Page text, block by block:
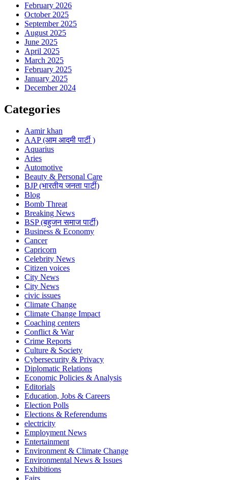
February 2026
October 2025
September 2025
August 2025
June 2025
April 2025
March 2025
February 2025
January 2025
December 2024
Categories
Aamir khan
AAP (आम आदमी पार्टी )
Aquarius
Aries
Automotive
Beauty & Personal Care
BJP (भारतीय जनता पार्टी)
Blog
Bomb Threat
Breaking News
BSP (बहुजन समाज पार्टी)
Business & Economy
Cancer
Capricorn
Celebrity News
Citizen voices
City News
City News
civic issues
Climate Change
Climate Change Impact
Coaching centers
Conflict & War
Crime Reports
Culture & Society
Cybersecurity & Privacy
Diplomatic Relations
Economic Policies & Analysis
Editorials
Education, Jobs & Careers
Election Polls
Elections & Referendums
electricity
Employment News
Entertainment
Environment & Climate Change
Environmental News & Issues
Exhibitions
Fairs